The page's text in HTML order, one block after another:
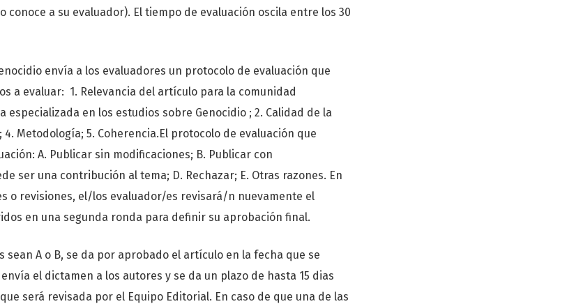
conoce a su evaluador). El tiempo de evaluación oscila entre los 30
envía a los evaluadores un protocolo de evaluación que
a evaluar: 1. Relevancia del artículo para la comunidad
especializada en los estudios sobre Genocidio ; 2. Calidad de la
Metodología; 5. Coherencia.El protocolo de evaluación que
A. Publicar sin modificaciones; B. Publicar con
ser una contribución al tema; D. Rechazar; E. Otras razones. En
o revisiones, el/los evaluador/es revisará/n nuevamente el
en una segunda ronda para definir su aprobación final.
sean A o B, se da por aprobado el artículo en la fecha que se
el dictamen a los autores y se da un plazo de hasta 15 dias
será revisada por el Equipo Editorial. En caso de que una de las